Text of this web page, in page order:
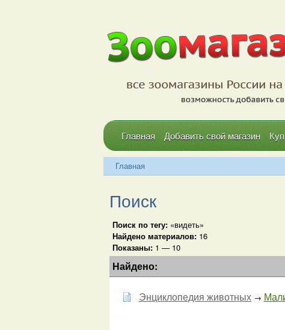
Главная Добавить свой магазин
Главная
Поиск
Поиск по тегу: «видеть»
Найдено материалов: 16
Показаны: 1 — 10
Найдено:
Энциклопедия животных →